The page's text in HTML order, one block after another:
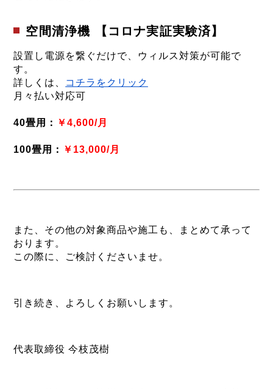
空間清浄機 【コロナ実証実験済】
設置し電源を繋ぐだけで、ウィルス対策が可能で
す。
詳しくは、
コチラをクリック
月々払い対応可
40畳用： ￥4,600/月
100畳用： ￥13,000/月
また、その他の対象商品や施工も、まとめて承って
おります。
この際に、ご検討くださいませ。
引き続き、よろしくお願いします。
代表取締役 今枝茂樹